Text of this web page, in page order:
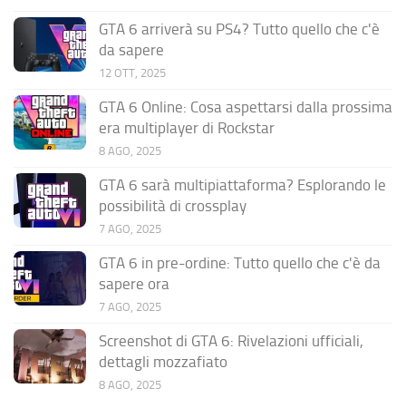
GTA 6 arriverà su PS4? Tutto quello che c'è
da sapere
12 OTT, 2025
GTA 6 Online: Cosa aspettarsi dalla prossima
era multiplayer di Rockstar
8 AGO, 2025
GTA 6 sarà multipiattaforma? Esplorando le
possibilità di crossplay
7 AGO, 2025
GTA 6 in pre-ordine: Tutto quello che c'è da
sapere ora
7 AGO, 2025
Screenshot di GTA 6: Rivelazioni ufficiali,
dettagli mozzafiato
8 AGO, 2025